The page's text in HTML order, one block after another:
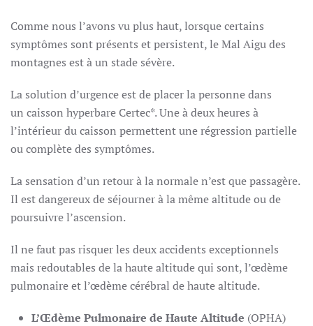
Comme nous l’avons vu plus haut, lorsque certains
symptômes sont présents et persistent, le Mal Aigu des
montagnes est à un stade sévère.
La solution d’urgence est de placer la personne dans
un caisson hyperbare Certec*. Une à deux heures à
l’intérieur du caisson permettent une régression partielle
ou complète des symptômes.
La sensation d’un retour à la normale n’est que passagère.
Il est dangereux de séjourner à la même altitude ou de
poursuivre l’ascension.
Il ne faut pas risquer les deux accidents exceptionnels
mais redoutables de la haute altitude qui sont, l’œdème
pulmonaire et l’œdème cérébral de haute altitude.
L’Œdème Pulmonaire de Haute Altitude (OPHA)